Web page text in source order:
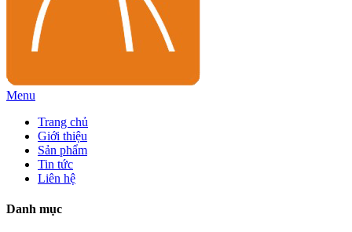
Menu
Trang chủ
Giới thiệu
Sản phẩm
Tin tức
Liên hệ
Danh mục